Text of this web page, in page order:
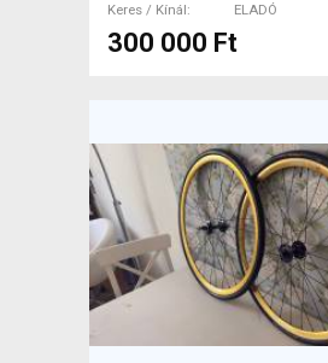
Keres / Kínál ELADÓ
300 000 Ft